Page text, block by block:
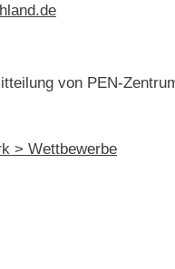
von PEN-
> Wettbewerbe